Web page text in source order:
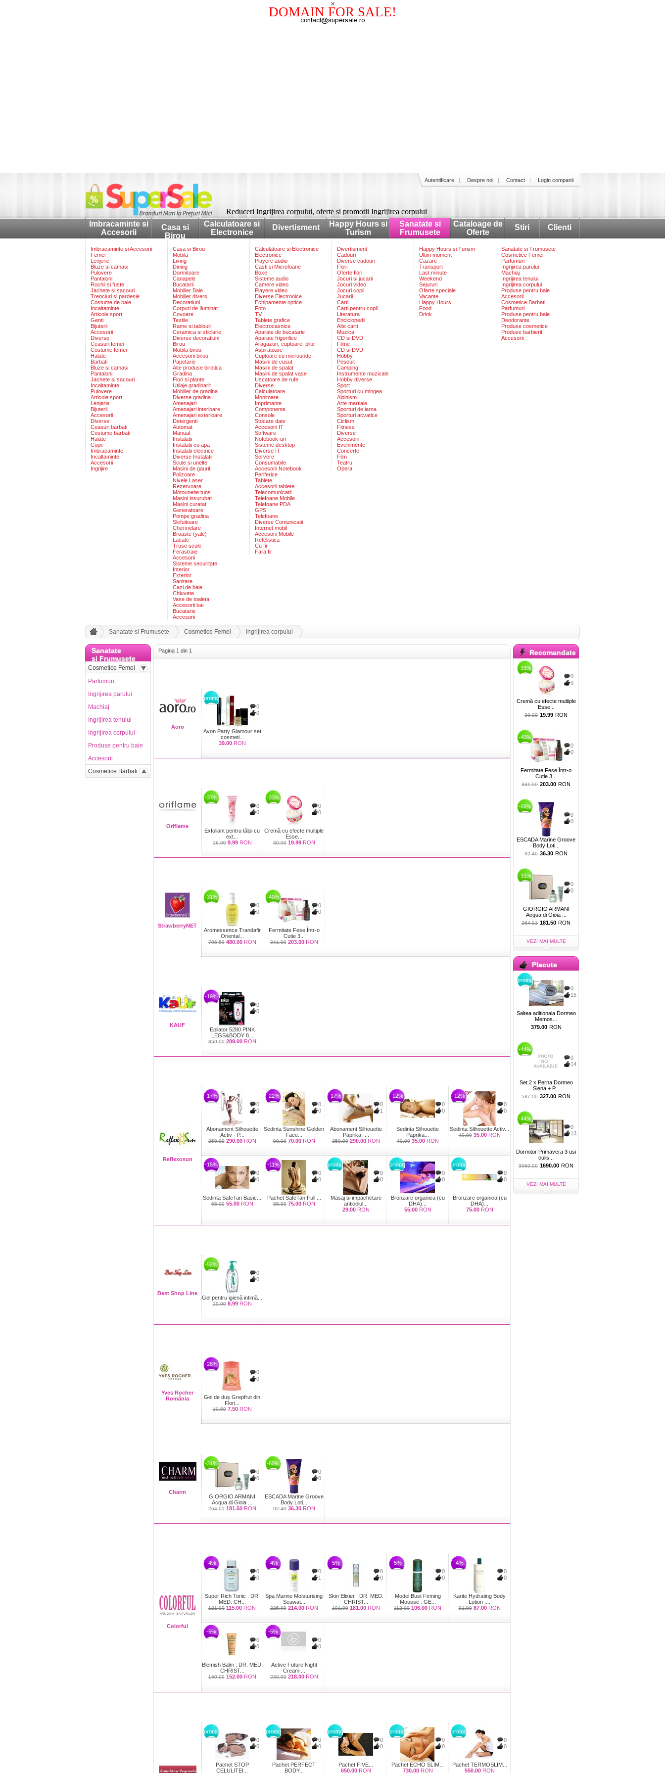
×
DOMAIN FOR SALE!
Reduceri Ingrijirea corpului, oferte si promotii Ingrijirea corpului
Autentificare Despre noi Contact Login companii
Imbracaminte si
Accesorii
Casa si
Birou
Calculatoare si
Electronice
Divertisment
Happy Hours si
Turism
Sanatate si
Frumusete
Cataloage de
Oferte
Stiri Clienti
Imbracaminte si Accesorii
Femei
Lenjerie
Bluze si camasi
Pulovere
Pantaloni
Rochii si fuste
Jachete si sacouri
Trenciuri si pardesie
Costume de baie
Incaltaminte
Articole sport
Genti
Bijuterii
Accesorii
Diverse
Ceasuri femei
Costume femei
Halate
Barbati
Bluze si camasi
Pantaloni
Jachete si sacouri
Incaltaminte
Pulovere
Articole sport
Lenjerie
Bijuterii
Accesorii
Diverse
Ceasuri barbati
Costume barbati
Halate
Copii
Imbracaminte
Incaltaminte
Accesorii
Ingrijire
Casa si Birou
Mobila
Living
Dining
Dormitoare
Canapele
Bucatarii
Mobilier Baie
Mobilier divers
Decoratiuni
Corpuri de Iluminat
Covoare
Textile
Rame si tablouri
Ceramica si sticlarie
Diverse decoratiuni
Birou
Mobila birou
Accesorii birou
Papetarie
Alte produse birotica
Gradina
Flori si plante
Utilaje gradinarit
Mobilier de gradina
Diverse gradina
Amenajari
Amenajari interioare
Amenajari exterioare
Detergenti
Automat
Manual
Instalatii
Instalatii cu apa
Instalatii electrice
Diverse Instalatii
Scule si unelte
Masini de gaurit
Polizoare
Nivele Laser
Rezervoare
Motounelte tuns
Masini insurubat
Masini curatat
Generatoare
Pompe gradina
Slefuitoare
Chei inelare
Broaste (yale)
Lacate
Truse scule
Ferastraie
Accesorii
Sisteme securitate
Interior
Exterior
Sanitare
Cazi de baie
Chiuvete
Vase de toaleta
Accesorii bai
Bucatarie
Accesorii
Calculatoare si Electronice
Electronice
Playere audio
Casti si Microfoane
Boxe
Sisteme audio
Camere video
Playere video
Diverse Electronice
Echipamente optice
Foto
TV
Tablete grafice
Electrocasnice
Aparate de bucatarie
Aparate frigorifice
Aragazuri, cuptoare, plite
Aspiratoare
Cuptoare cu microunde
Masini de cusut
Masini de spalat
Masini de spalat vase
Uscatoare de rufe
Diverse
Calculatoare
Monitoare
Imprimante
Componente
Console
Stocare date
Accesorii IT
Software
Notebook-uri
Sisteme desktop
Diverse IT
Servere
Consumabile
Accesorii Notebook
Periferice
Tablete
Accesorii tablete
Telecomunicatii
Telefoane Mobile
Telefoane PDA
GPS
Telefoane
Diverse Comunicatii
Internet mobil
Accesorii Mobile
Retelistica
Cu fir
Fara fir
Divertisment
Cadouri
Diverse cadouri
Flori
Oferte flori
Jocuri si jucarii
Jocuri video
Jocuri copii
Jucarii
Carti
Carti pentru copii
Literatura
Enciclopedii
Alte carti
Muzica
CD si DVD
Filme
CD si DVD
Hobby
Pescuit
Camping
Instrumente muzicale
Hobby diverse
Sport
Sporturi cu mingea
Alpinism
Arte martiale
Sporturi de iarna
Sporturi acvatice
Ciclism
Fitness
Diverse
Accesorii
Evenimente
Concerte
Film
Teatru
Opera
Happy Hours si Turism
Ultim moment
Cazare
Transport
Last minute
Weekend
Sejururi
Oferte speciale
Vacante
Happy Hours
Food
Drink
Sanatate si Frumusete
Cosmetice Femei
Parfumuri
Ingrijirea parului
Machiaj
Ingrijirea tenului
Ingrijirea corpului
Produse pentru baie
Accesorii
Cosmetice Barbati
Parfumuri
Produse pentru baie
Deodorante
Produse cosmetice
Produse barbierit
Accesorii
Sanatate si Frumusete Cosmetice Femei Ingrijirea corpului
Pagina 1 din 1
Aoro
promo
0
0
Avon Party Glamour set
cosmeti...
39.00 RON
Oriflame
-37%
0
0
Exfoliant pentru tălpi cu
ext...
16.00 9.99 RON
-33%
0
0
Cremă cu efecte multiple
Esse...
30.00 19.99 RON
StrawberryNET
-31%
0
0
Aromessence Trandafir
Oriental...
705.50 480.00 RON
-40%
0
0
Fermitate Fese Într-o
Cutie 3...
341.00 203.00 RON
KAUF
-19%
0
0
Epilator 5280 PINK
LEGS&BODY 8...
359.00 289.00 RON
Reflexosun
-17%
0
0
Abonament Silhouette
Activ - P...
350.00 290.00 RON
-22%
0
0
Sedinta Sunshine Golden
Face...
90.00 70.00 RON
-17%
0
1
Abonament Silhouette
Paprika -...
350.00 290.00 RON
-12%
0
0
Sedinta Silhouette
Paprika...
40.00 35.00 RON
-12%
0
0
Sedinta Silhouette Activ...
40.00 35.00 RON
-15%
0
0
Sedinta SafeTan Basic...
65.00 55.00 RON
-11%
0
0
Pachet SafeTan Full ...
85.00 75.00 RON
promo
0
0
Masaj si impachetare
anticelul...
29.00 RON
promo
0
0
Bronzare organica (cu
DHA)...
55.00 RON
promo
0
0
Bronzare organica (cu
DHA)...
75.00 RON
Best Shop Line
-52%
0
0
Gel pentru igienă intimă...
19.00 8.99 RON
Yves Rocher
România
-28%
0
0
Gel de duș Grepfrut din
Flori...
10.50 7.50 RON
Charm
-31%
0
0
GIORGIO ARMANI
Acqua di Gioia ...
264.01 181.50 RON
-60%
0
0
ESCADA Marine Groove
Body Loti...
92.40 36.30 RON
Colorful
-4%
0
0
Super Rich Tonic : DR.
MED. CH...
121.00 115.00 RON
-4%
0
1
Spa Marine Moisturising
Seawat...
225.00 214.00 RON
-5%
0
0
Skin Elixier : DR. MED.
CHRIST...
191.00 181.00 RON
-5%
0
0
Model Bust Firming
Mousse : GE...
112.00 106.00 RON
-4%
0
0
Karite Hydrating Body
Lotion :...
91.00 87.00 RON
-5%
0
0
Blemish Balm : DR. MED.
CHRIST...
160.00 152.00 RON
-5%
0
0
Active Future Night
Cream ...
230.00 218.00 RON
promo
0
0
Pachet STOP
CELULITEI...
promo
0
0
Pachet PERFECT
BODY...
promo
0
0
Pachet FIVE...
650.00 RON
promo
0
0
Pachet ECHO SLIM...
730.00 RON
promo
0
0
Pachet TERMOSLIM...
550.00 RON
Sanatate
si Frumusete
Cosmetice Femei
Parfumuri
Ingrijirea parului
Machiaj
Ingrijirea tenului
Ingrijirea corpului
Produse pentru baie
Accesorii
Cosmetice Barbati
Recomandate
-33%
0
0
Cremă cu efecte multiple
Esse...
30.00 19.99 RON
-40%
0
0
Fermitate Fese Într-o
Cutie 3...
341.00 203.00 RON
-60%
0
0
ESCADA Marine Groove
Body Loti...
92.40 36.30 RON
-31%
0
0
GIORGIO ARMANI
Acqua di Gioia ...
264.01 181.50 RON
VEZI MAI MULTE
Placute
promo
0
15
Saltea aditionala Dormeo
Memos...
379.00 RON
-44%
0
14
Set 2 x Perna Dormeo
Siena + P...
587.00 327.00 RON
-44%
0
13
Dormitor Primavera 3 usi
culis...
3060.00 1690.00 RON
VEZI MAI MULTE